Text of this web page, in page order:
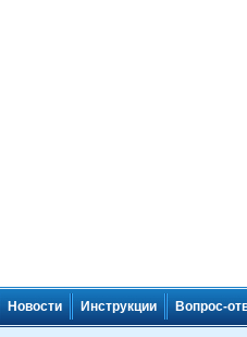
Новости Инструкции Вопрос-